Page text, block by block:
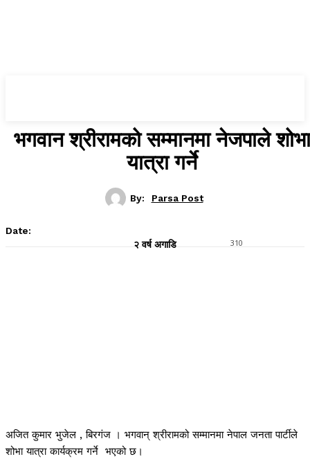
भगवान श्रीरामको सम्मानमा नेजपाले शोभा
यात्रा गर्ने
By: Parsa Post
Date:
२ वर्ष अगाडि
310
अजित कुमार भुजेल , बिरगंज । भगवान् श्रीरामको सम्मानमा नेपाल जनता पार्टीले
शोभा यात्रा कार्यक्रम गर्ने भएको छ।